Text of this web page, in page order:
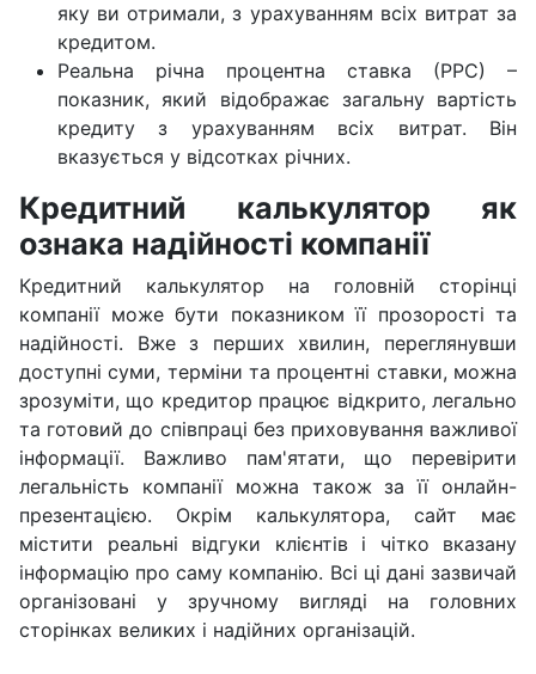
яку ви отримали, з урахуванням всіх витрат за
кредитом.
Реальна річна процентна ставка (РРС) –
показник, який відображає загальну вартість
кредиту з урахуванням всіх витрат. Він
вказується у відсотках річних.
Кредитний калькулятор як
ознака надійності компанії
Кредитний калькулятор на головній сторінці
компанії може бути показником її прозорості та
надійності. Вже з перших хвилин, переглянувши
доступні суми, терміни та процентні ставки, можна
зрозуміти, що кредитор працює відкрито, легально
та готовий до співпраці без приховування важливої
інформації. Важливо пам'ятати, що перевірити
легальність компанії можна також за її онлайн-
презентацією. Окрім калькулятора, сайт має
містити реальні відгуки клієнтів і чітко вказану
інформацію про саму компанію. Всі ці дані зазвичай
організовані у зручному вигляді на головних
сторінках великих і надійних організацій.